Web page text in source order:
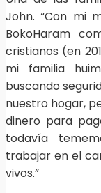
John. “Con mi
BokoHaram
cristianos (en
mi familia
buscando
nuestro hogar,
dinero para
todavía
trabajar en el
vivos.”